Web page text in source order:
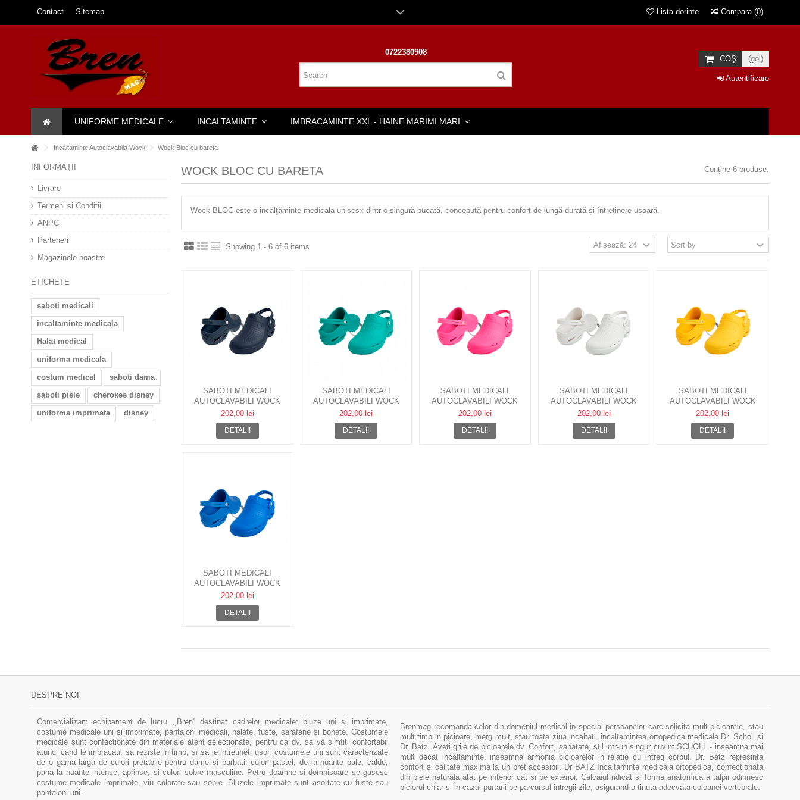
Contact Sitemap Compara (0)
Lista dorinte
COŞ (gol)
0722380908
Autentificare
UNIFORME MEDICALE INCALTAMINTE IMBRACAMINTE XXL - HAINE MARIMI MARI
Incaltaminte Autoclavabila Wock Wock Bloc cu bareta
INFORMAŢII
Livrare
Termeni si Conditii
ANPC
Parteneri
Magazinele noastre
ETICHETE
saboti medicali
incaltaminte medicala
Halat medical
uniforma medicala
costum medical
saboti dama
saboti piele
cherokee disney
uniforma imprimata
disney
WOCK BLOC CU BARETA Conține 6 produse.
Wock BLOC este o incălţăminte medicala unisesx dintr-o singură bucată, concepută pentru confort de lungă durată și întreținere ușoară.
Showing 1 - 6 of 6 items
SABOTI MEDICALI
AUTOCLAVABILI WOCK
BLOC 01 CU BARETA
202,00 lei
DETALII
SABOTI MEDICALI
AUTOCLAVABILI WOCK
BLOC 03 CU BARETA
202,00 lei
DETALII
SABOTI MEDICALI
AUTOCLAVABILI WOCK
BLOC 04 CU BARETA
202,00 lei
DETALII
SABOTI MEDICALI
AUTOCLAVABILI WOCK
BLOC 05 CU BARETA
202,00 lei
DETALII
SABOTI MEDICALI
AUTOCLAVABILI WOCK
BLOC 06 CU BARETA
202,00 lei
DETALII
SABOTI MEDICALI
AUTOCLAVABILI WOCK
BLOC 02 CU BARETA
202,00 lei
DETALII
DESPRE NOI
Comercializam echipament de lucru ,,Bren'' destinat cadrelor medicale: bluze uni si imprimate,
costume medicale uni si imprimate, pantaloni medicali, halate, fuste, sarafane si bonete. Costumele
medicale sunt confectionate din materiale atent selectionate, pentru ca dv. sa va simtiti confortabil
atunci cand le imbracati, sa reziste in timp, si sa le intretineti usor. costumele uni sunt caracterizate
de o gama larga de culori pretabile pentru dame si barbati: culori pastel, de la nuante pale, calde,
pana la nuante intense, aprinse, si culori sobre masculine. Petru doamne si domnisoare se gasesc
costume medicale imprimate, viu colorate sau sobre. Bluzele imprimate sunt asortate cu fuste sau
pantaloni uni.
Brenmag recomanda celor din domeniul medical in special persoanelor care solicita mult picioarele, stau
mult timp in picioare, merg mult, stau toata ziua incaltati, incaltamintea ortopedica medicala Dr. Scholl si
Dr. Batz. Aveti grije de picioarele dv. Confort, sanatate, stil intr-un singur cuvint SCHOLL - inseamna mai
mult decat incaltaminte, inseamna armonia picioarelor in relatie cu intreg corpul. Dr. Batz represinta
confort si calitate maxima la un pret accesibil. Dr BATZ Incaltaminte medicala ortopedica, confectionata
din piele naturala atat pe interior cat si pe exterior. Calcaiul ridicat si forma anatomica a talpii odihnesc
piciorul chiar si in cazul purtarii pe parcursul intregii zile, asigurand o tinuta adecvata coloanei vertebrale.